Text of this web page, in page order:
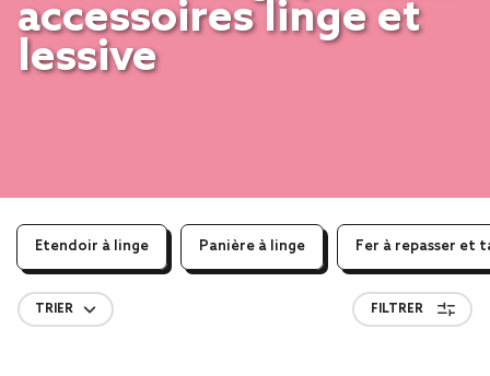
accessoires linge et
lessive
Etendoir à linge Panière à linge Fer à repasser et
TRIER FILTRER